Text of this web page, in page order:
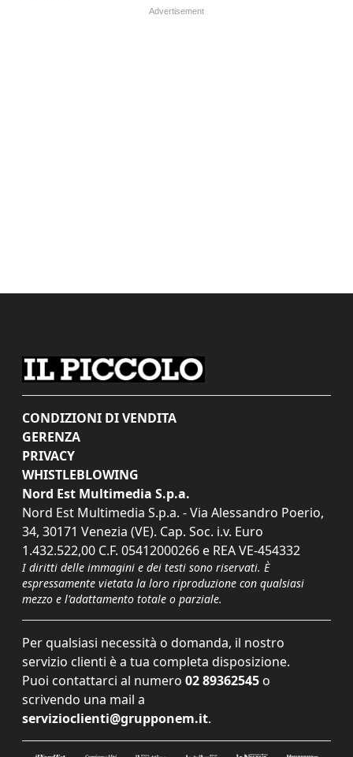
CONDIZIONI DI VENDITA
GERENZA
PRIVACY
WHISTLEBLOWING
Nord Est Multimedia S.p.a.
Nord Est Multimedia S.p.a. - Via Alessandro Poerio,
34, 30171 Venezia (VE). Cap. Soc. i.v. Euro
1.432.522,00 C.F. 05412000266 e REA VE-454332
I diritti delle immagini e dei testi sono riservati. È
espressamente vietata la loro riproduzione con qualsiasi
mezzo e l'adattamento totale o parziale.
Per qualsiasi necessità o domanda, il nostro
servizio clienti è a tua completa disposizione.
Puoi contattarci al numero 02 89362545 o
scrivendo una mail a
servizioclienti@grupponem.it.